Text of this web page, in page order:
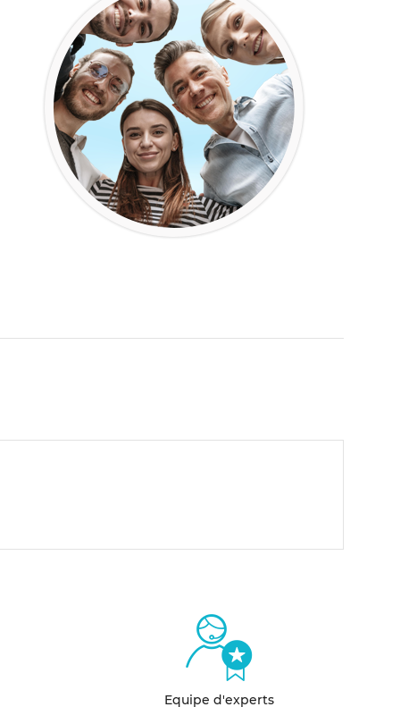
Equipe d'experts